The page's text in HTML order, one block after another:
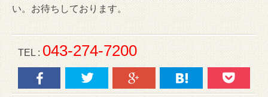
い。お待ちしております。
TEL : 043-274-7200